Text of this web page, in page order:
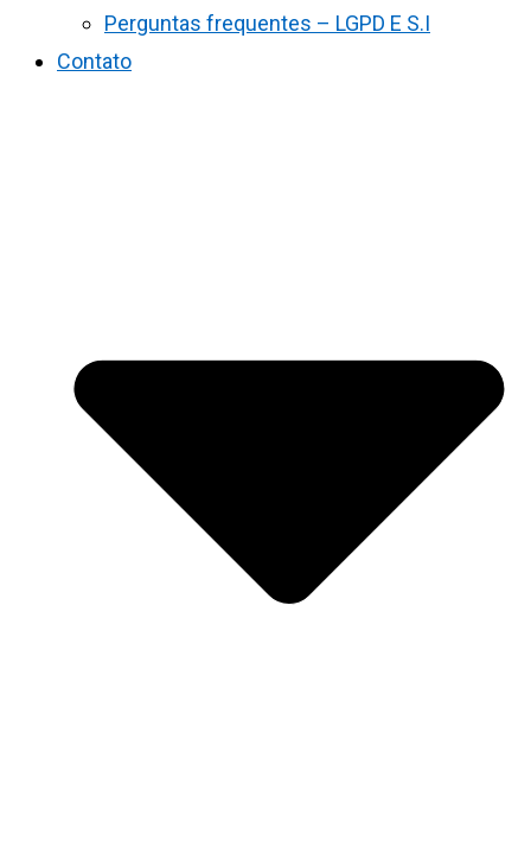
Perguntas frequentes – LGPD E S.I
Contato